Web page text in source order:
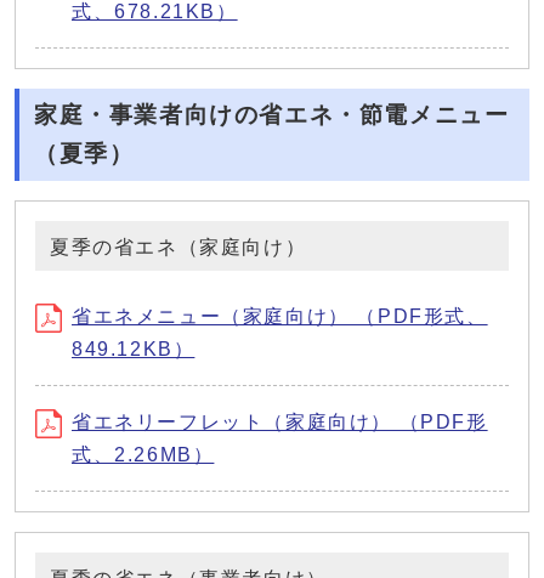
式、678.21KB）
家庭・事業者向けの省エネ・節電メニュー
（夏季）
夏季の省エネ（家庭向け）
省エネメニュー（家庭向け） （PDF形式、
849.12KB）
省エネリーフレット（家庭向け） （PDF形
式、2.26MB）